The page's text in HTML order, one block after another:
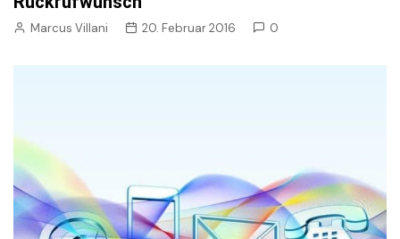
Marcus Villani 20. Februar 2016 0